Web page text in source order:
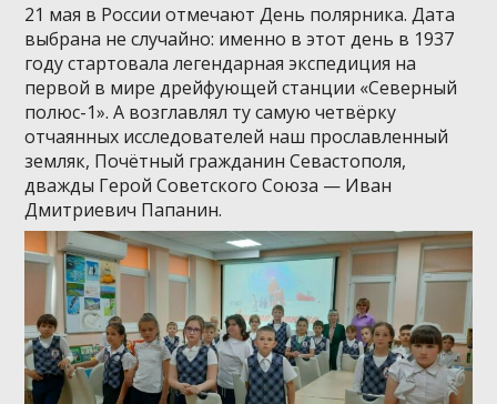
21 мая в России отмечают День полярника. Дата
выбрана не случайно: именно в этот день в 1937
году стартовала легендарная экспедиция на
первой в мире дрейфующей станции «Северный
полюс-1». А возглавлял ту самую четвёрку
отчаянных исследователей наш прославленный
земляк, Почётный гражданин Севастополя,
дважды Герой Советского Союза — Иван
Дмитриевич Папанин.